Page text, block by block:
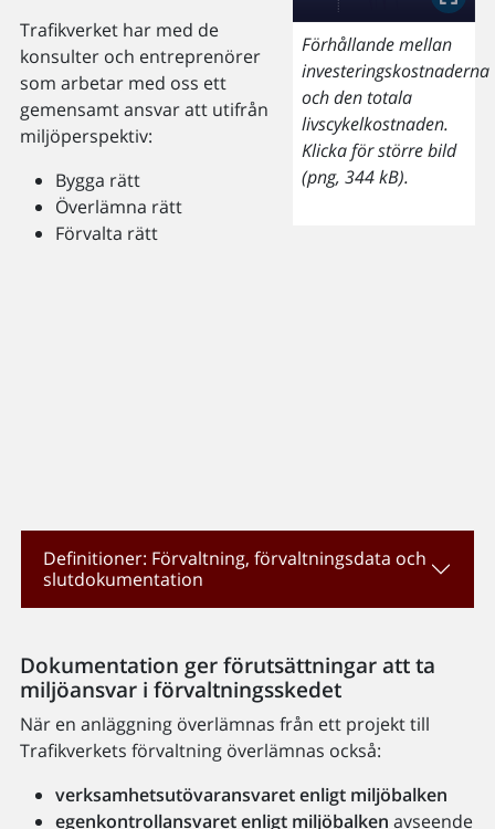
Förhållande mellan
investeringskostnaderna
och den totala
livscykelkostnaden.
Klicka för större bild
(png, 344 kB).
Trafikverket har med de
konsulter och entreprenörer
som arbetar med oss ett
gemensamt ansvar att utifrån
miljöperspektiv:
Bygga rätt
Överlämna rätt
Förvalta rätt
Definitioner: Förvaltning, förvaltningsdata och
slutdokumentation
Dokumentation ger förutsättningar att ta
miljöansvar i förvaltningsskedet
När en anläggning överlämnas från ett projekt till
Trafikverkets förvaltning överlämnas också:
verksamhetsutövaransvaret enligt miljöbalken
egenkontrollansvaret enligt miljöbalken avseende